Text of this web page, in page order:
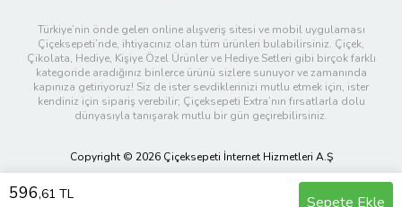
596,61 TL Sepete Ekle
Türkiye’nin önde gelen online alışveriş sitesi ve mobil uygulaması
Çiçeksepeti’nde, ihtiyacınız olan tüm ürünleri bulabilirsiniz. Çiçek,
Çikolata, Hediye, Kişiye Özel Ürünler ve Hediye Setleri gibi birçok farklı
kategoride aradığınız binlerce ürünü sizlere sunuyor ve zamanında
kapınıza getiriyoruz! Siz de ister sevdiklerinizi mutlu etmek için, ister
kendiniz için sipariş verebilir; Çiçeksepeti Extra’nın fırsatlarla dolu
dünyasıyla tanışarak mutlu bir gün geçirebilirsiniz.
Copyright © 2026 Çiçeksepeti İnternet Hizmetleri A.Ş